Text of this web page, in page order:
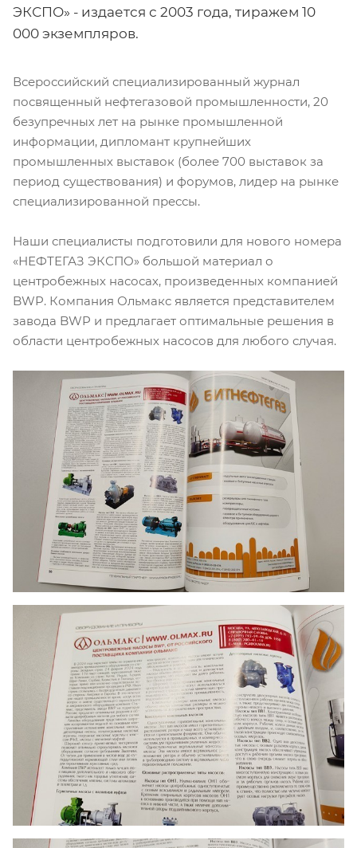
ЭКСПО» - издается с 2003 года, тиражем 10
000 экземпляров.
Всероссийский специализированный журнал
посвященный нефтегазовой промышленности, 20
безупречных лет на рынке промышленной
информации, дипломант крупнейших
промышленных выставок (более 700 выставок за
период существования) и форумов, лидер на рынке
специализированной прессы.
Наши специалисты подготовили для нового номера
«НЕФТЕГАЗ ЭКСПО» большой материал о
центробежных насосах, произведенных компанией
BWP. Компания Ольмакс является представителем
завода BWP и предлагает оптимальные решения в
области центробежных насосов для любого случая.